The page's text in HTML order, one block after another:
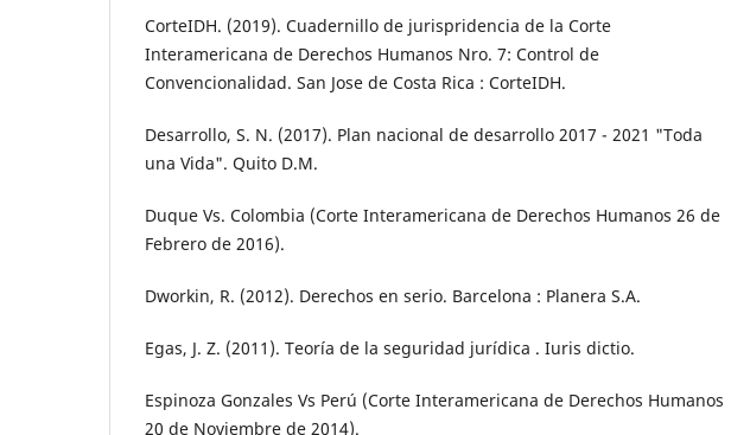
CorteIDH. (2019). Cuadernillo de jurispridencia de la Corte
Interamericana de Derechos Humanos Nro. 7: Control de
Convencionalidad. San Jose de Costa Rica : CorteIDH.
Desarrollo, S. N. (2017). Plan nacional de desarrollo 2017 - 2021 "Toda
una Vida". Quito D.M.
Duque Vs. Colombia (Corte Interamericana de Derechos Humanos 26 de
Febrero de 2016).
Dworkin, R. (2012). Derechos en serio. Barcelona : Planera S.A.
Egas, J. Z. (2011). Teoría de la seguridad jurídica . Iuris dictio.
Espinoza Gonzales Vs Perú (Corte Interamericana de Derechos Humanos
20 de Noviembre de 2014).